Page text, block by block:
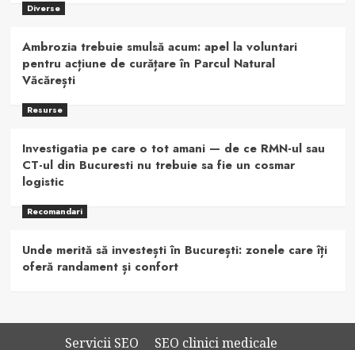
Diverse
Ambrozia trebuie smulsă acum: apel la voluntari
pentru acțiune de curățare în Parcul Natural
Văcărești
Resurse
Investigatia pe care o tot amani — de ce RMN-ul sau
CT-ul din Bucuresti nu trebuie sa fie un cosmar
logistic
Recomandari
Unde merită să investești în București: zonele care îți
oferă randament și confort
Servicii SEO SEO clinici medicale